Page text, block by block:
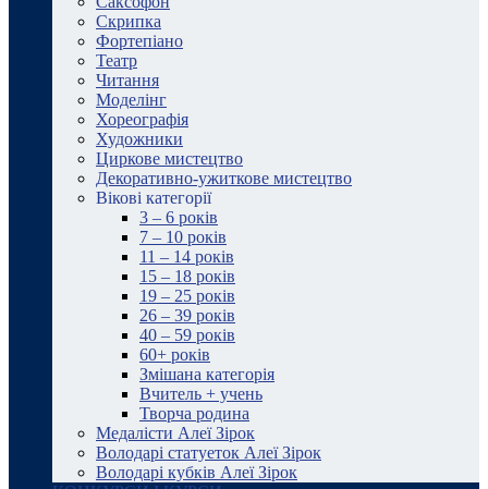
Скрипка
Фортепіано
Театр
Читання
Моделінг
Хореографія
Художники
Циркове мистецтво
Декоративно-ужиткове мистецтво
Вікові категорії
3 – 6 років
7 – 10 років
11 – 14 років
15 – 18 років
19 – 25 років
26 – 39 років
40 – 59 років
60+ років
Змішана категорія
Вчитель + учень
Творча родина
Медалісти Алеї Зірок
Володарі статуеток Алеї Зірок
Володарі кубків Алеї Зірок